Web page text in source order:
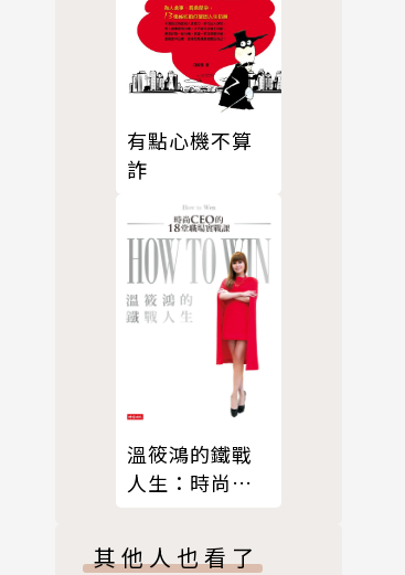
有點心機不算
詐
溫筱鴻的鐵戰
人生：時尚
場實戰課
其他人也看了